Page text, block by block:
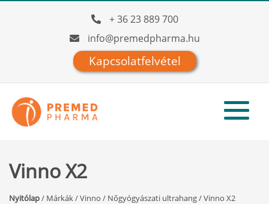
+ 36 23 889 700
info@premedpharma.hu
Kapcsolatfelvétel
Vinno X2
Nyitólap/ Márkák/Vinno / Nőgyógyászati ultrahang/Vinno X2